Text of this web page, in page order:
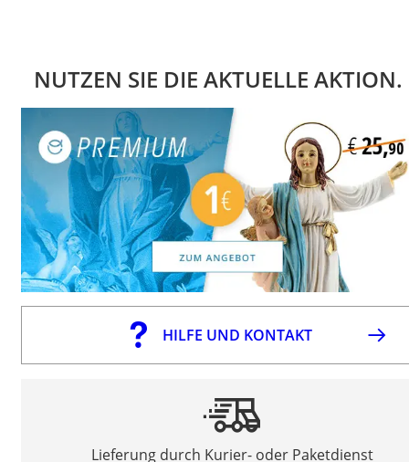
NUTZEN SIE DIE AKTUELLE AKTION.
HILFE UND KONTAKT
Lieferung durch Kurier- oder Paketdienst